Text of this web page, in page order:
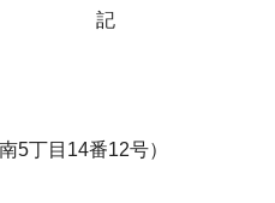
記
丁目14番12号）